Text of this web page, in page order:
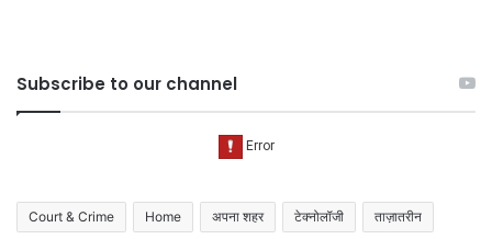
Subscribe to our channel
Court & Crime Home अपना शहर टेक्नोलॉजी ताज़ातरीन